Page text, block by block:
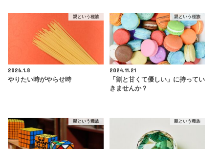
親という種族
2026.1.8
やりたい時がやらせ時
親という種族
2024.11.21
「割と甘くて優しい」に持ってい
きませんか？
親という種族 親という種族